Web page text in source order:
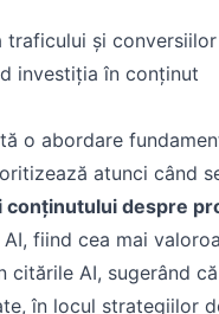
traficului și
investiția în conținut
o abordare
atunci când
conținutului despre
fiind cea mai
AI, sugerând
în locul strategiilor